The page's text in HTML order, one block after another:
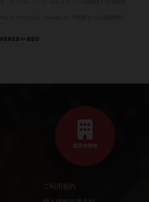
運営者情報
ご利用規約